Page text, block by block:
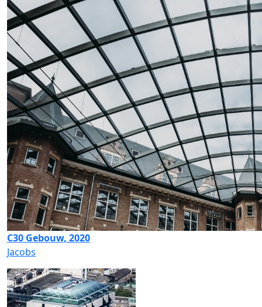
C30 Gebouw, 2020
Jacobs